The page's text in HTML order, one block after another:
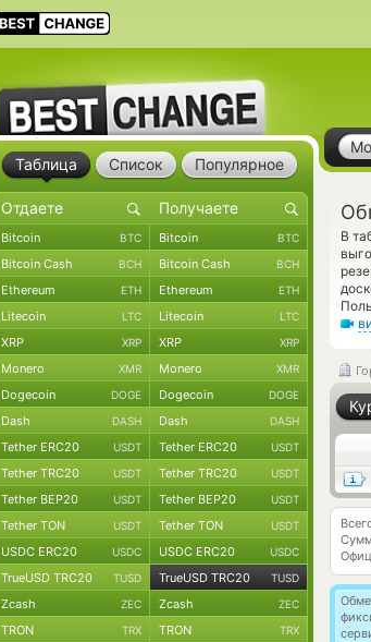
В
Таблица Список Популярное
Bitcoin BTC Bitcoin BTC
Bitcoin Cash BCH Bitcoin Cash BCH
Ethereum ETH Ethereum ETH
Litecoin LTC Litecoin LTC
XRP XRP XRP XRP
Monero XMR Monero XMR
Dogecoin DOGE Dogecoin DOGE
Dash DASH Dash DASH
Tether ERC20 USDT Tether ERC20 USDT
Tether TRC20 USDT Tether TRC20 USDT
Tether BEP20 USDT Tether BEP20 USDT
Tether TON USDT Tether TON USDT
USDC ERC20 USDC USDC ERC20 USDC
TrueUSD TRC20 TUSD TrueUSD TRC20 TUSD
Zcash ZEC Zcash ZEC
TRON TRX TRON TRX